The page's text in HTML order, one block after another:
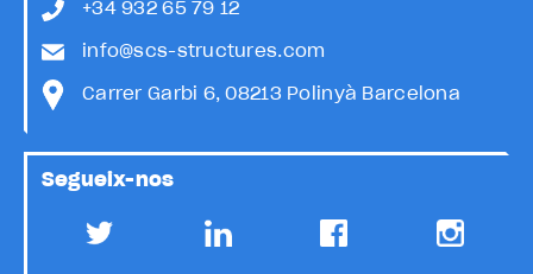
+34 932 65 79 12
info@scs-structures.com
Carrer Garbi 6, 08213 Polinyà Barcelona
Segueix-nos